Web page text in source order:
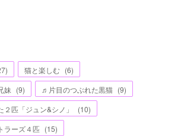
) 猫と楽しむ (6)
妹 (9) ♬片目のつぶれた黒猫 (9)
匹「ジュン&シノ」
(10)
ラーズ４匹 (15)